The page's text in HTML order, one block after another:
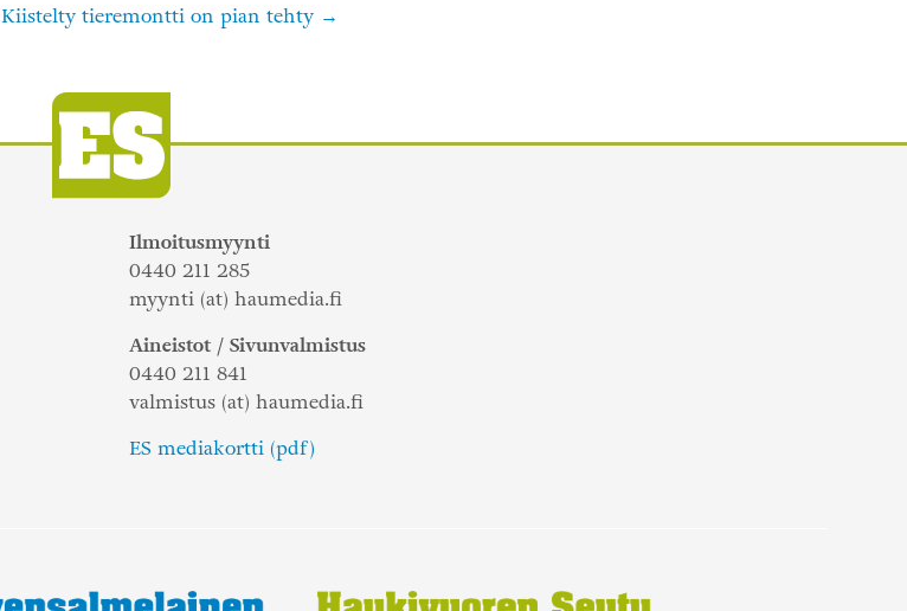
Kiistelty tieremontti on pian tehty
Ilmoitusmyynti
0440 211 285
myynti (at) haumedia.fi
Aineistot / Sivunvalmistus
0440 211 841
valmistus (at) haumedia.fi
ES mediakortti (pdf)